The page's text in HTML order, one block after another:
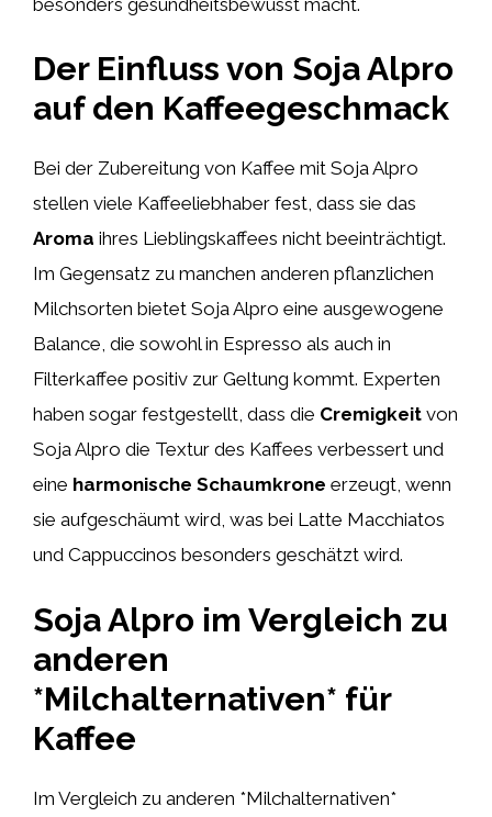
Der Einfluss von Soja Alpro
auf den Kaffeegeschmack
Bei der Zubereitung von Kaffee mit Soja Alpro
stellen viele Kaffeeliebhaber fest, dass sie das
Aroma ihres Lieblingskaffees nicht beeinträchtigt.
Im Gegensatz zu manchen anderen pflanzlichen
Milchsorten bietet Soja Alpro eine ausgewogene
Balance, die sowohl in Espresso als auch in
Filterkaffee positiv zur Geltung kommt. Experten
haben sogar festgestellt, dass die Cremigkeit von
Soja Alpro die Textur des Kaffees verbessert und
eine harmonische Schaumkrone erzeugt, wenn
sie aufgeschäumt wird, was bei Latte Macchiatos
und Cappuccinos besonders geschätzt wird.
Soja Alpro im Vergleich zu
anderen
*Milchalternativen* für
Kaffee
Im Vergleich zu anderen *Milchalternativen*